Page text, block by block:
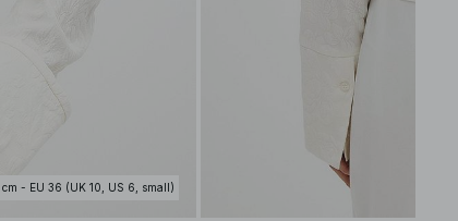
cm - EU 36 (UK 10, US 6, small)